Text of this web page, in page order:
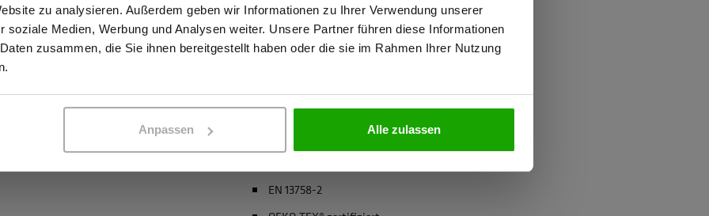
zu analysieren. Außerdem geben wir Informationen zu Ihrer Verwendung unserer
soziale Medien, Werbung und Analysen weiter. Unsere Partner führen diese Informationen
zusammen, die Sie ihnen bereitgestellt haben oder die sie im Rahmen Ihrer Nutzung
Anpassen Alle zulassen
insektizide Wirkung
und pflegeleicht - der
Einsätze, bei denen
Coolmax® (kühlend)
recycelter Polyester
EN 13758-2
PRIVATPERSON